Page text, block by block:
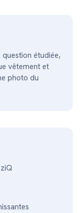
étudiée,
vêtement et
photo du